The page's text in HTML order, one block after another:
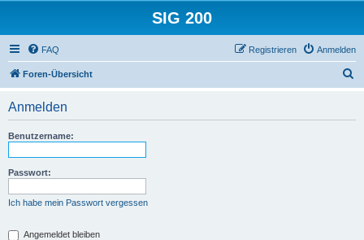
SIG 200
FAQ Anmelden
Registrieren
Foren-Übersicht
Anmelden
Benutzername:
Passwort:
Ich habe mein Passwort vergessen
Angemeldet bleiben